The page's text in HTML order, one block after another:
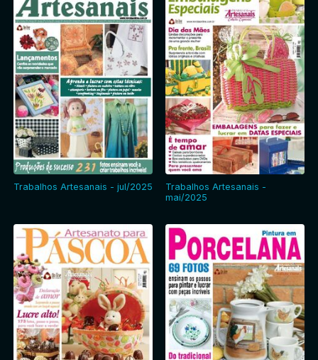
Trabalhos Artesanais - jul/2025
Trabalhos Artesanais -
mai/2025